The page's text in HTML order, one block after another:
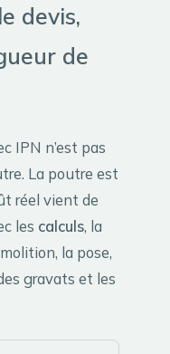
devis,
de
IPN n’est pas
La poutre est
réel vient de
les calculs, la
la pose,
gravats et les